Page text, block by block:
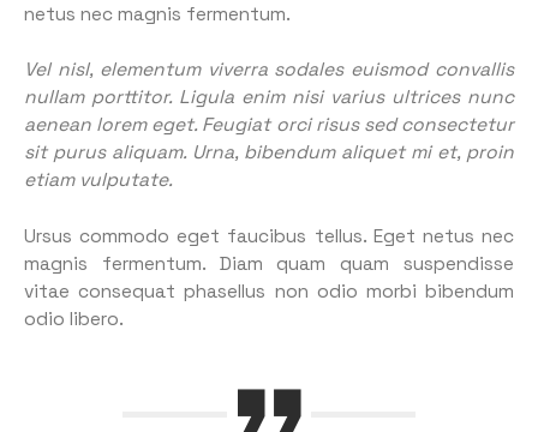
netus nec magnis fermentum.
Vel nisl, elementum viverra sodales euismod convallis
nullam porttitor. Ligula enim nisi varius ultrices nunc
aenean lorem eget. Feugiat orci risus sed consectetur
sit purus aliquam. Urna, bibendum aliquet mi et, proin
etiam vulputate.
Ursus commodo eget faucibus tellus. Eget netus nec
magnis fermentum. Diam quam quam suspendisse
vitae consequat phasellus non odio morbi bibendum
odio libero.